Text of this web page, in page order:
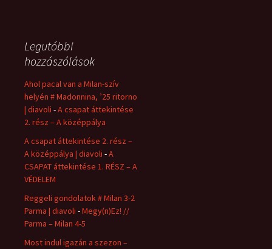
Legutóbbi
hozzászólások
Ahol pacal van a Milan-szív
helyén # Madonnina, ’25 ritorno
| diavoli -A csapat áttekintése
2. rész – A középpálya
A csapat áttekintése 2. rész –
A középpálya | diavoli -A
CSAPAT áttekintése 1. RÉSZ – A
VÉDELEM
Reggeli gondolatok # Milan 3-2
Parma | diavoli -Megy(n)Ez! //
Parma – Milan 4-5
Most indul igazán a szezon –